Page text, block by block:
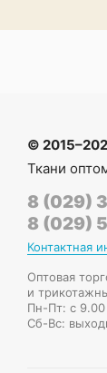
©
Ткани
8 (029)
8 (029)
Контактная
Оптовая
и
Пн-Пт: с 9.00
Сб-Вс: